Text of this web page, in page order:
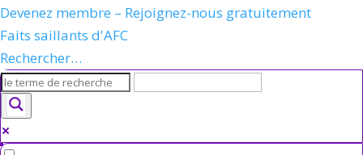
Devenez membre – Rejoignez-nous gratuitement
Faits saillants d'AFC
Rechercher…